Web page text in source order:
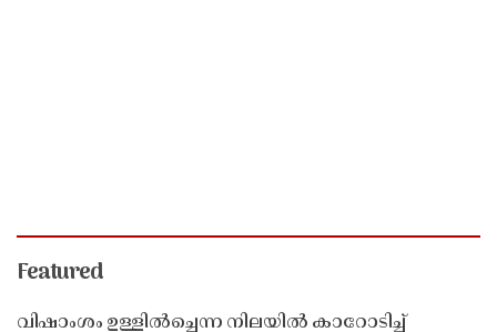
Featured
വിഷാംശം ഉള്ളിൽച്ചെന്ന നിലയിൽ കാറോടിച്ച്